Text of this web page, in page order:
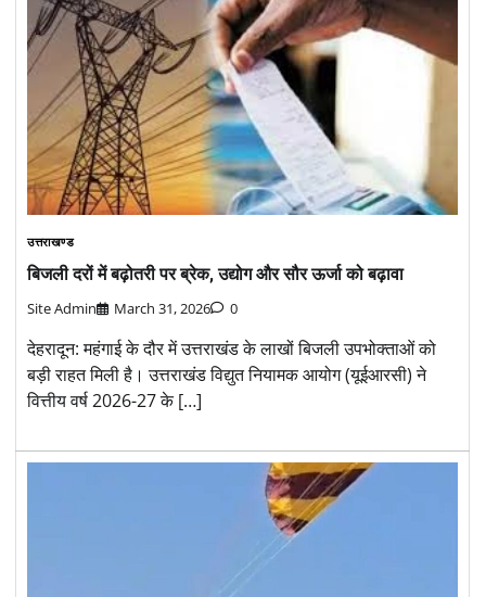
उत्तराखण्ड
बिजली दरों में बढ़ोतरी पर ब्रेक, उद्योग और सौर ऊर्जा को बढ़ावा
Site Admin March 31, 2026 0
देहरादून: महंगाई के दौर में उत्तराखंड के लाखों बिजली उपभोक्ताओं को
बड़ी राहत मिली है। उत्तराखंड विद्युत नियामक आयोग (यूईआरसी) ने
वित्तीय वर्ष 2026-27 के […]